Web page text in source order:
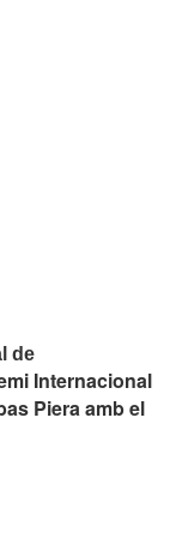
de
Internacional
Piera amb el